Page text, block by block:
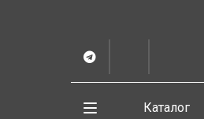
содержанию
Telegram
Vesbook
Каталог
Развернуть